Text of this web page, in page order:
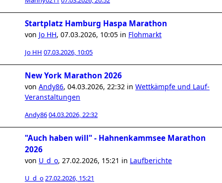
Startplatz Hamburg Haspa Marathon
von Jo HH, 07.03.2026, 10:05 in Flohmarkt
Jo HH 07.03.2026, 10:05
New York Marathon 2026
von Andy86, 04.03.2026, 22:32 in Wettkämpfe und Lauf-
Veranstaltungen
Andy8604.03.2026, 22:32
"Auch haben will" - Hahnenkammsee Marathon
2026
von U_d_o, 27.02.2026, 15:21 in Laufberichte
U_d_o27.02.2026, 15:21